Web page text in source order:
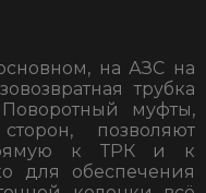
на АЗС на
трубка
муфты,
позволяют
к ТРК и к
для обеспечения